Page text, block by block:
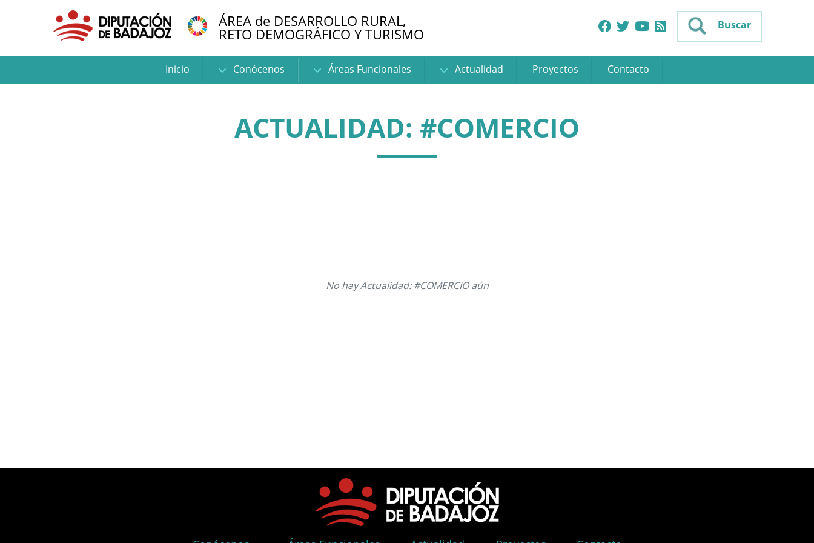
ÁREA de DESARROLLO RURAL,
RETO DEMOGRÁFICO Y TURISMO Buscar
Inicio Conócenos Áreas Funcionales Actualidad Proyectos Contacto
ACTUALIDAD: #COMERCIO
No hay Actualidad: #COMERCIO aún